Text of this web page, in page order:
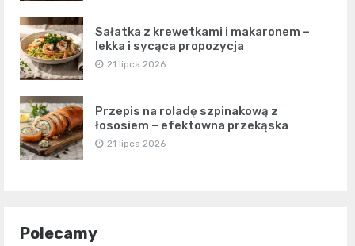
Sałatka z krewetkami i makaronem –
lekka i sycąca propozycja
21 lipca 2026
Przepis na roladę szpinakową z
łososiem – efektowna przekąska
21 lipca 2026
Polecamy